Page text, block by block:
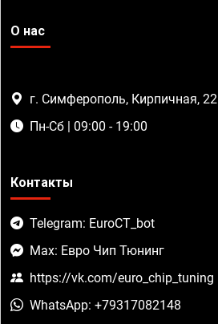
О нас
г. Симферополь, Кирпичная, 22
Пн-Сб | 09:00 - 19:00
Контакты
Telegram: EuroCT_bot
Max: Евро Чип Тюнинг
https://vk.com/euro_chip_tuning
WhatsApp: +79317082148